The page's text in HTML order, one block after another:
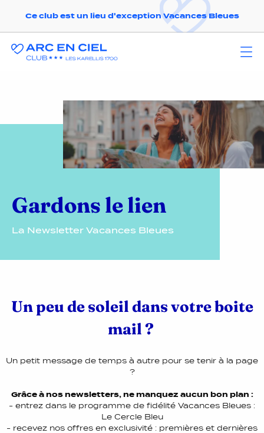
Ce club est un lieu d'exception Vacances Bleues
Gardons le lien
La Newsletter Vacances Bleues
Un peu de soleil dans votre boite
mail ?
Un petit message de temps à autre pour se tenir à la page
?
Grâce à nos newsletters, ne manquez aucun bon plan :
- entrez dans le programme de fidélité Vacances Bleues :
Le Cercle Bleu
- recevez nos offres en exclusivité : premières et dernières